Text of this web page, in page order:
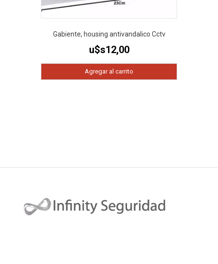
Gabiente, housing antivandalico Cctv
u$s12,00
Agregar al carrito